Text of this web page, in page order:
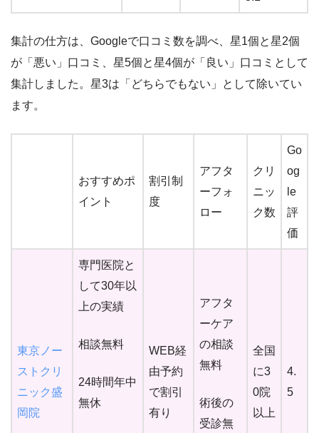
集計の仕方は、Googleで口コミ数を調べ、星1個と星2個
が「悪い」口コミ、星5個と星4個が「良い」口コミとして
集計しました。星3は「どちらでもない」として除いてい
ます。
おすすめポ
イント
割引制
度
アフタ
ーフォ
ロー
クリ
ニッ
ク数
Go
og
le
評
価
東京ノー
ストクリ
ニック盛
岡院
専門医院と
して30年以
上の実績
相談無料
24時間年中
無休
WEB経
由予約
で割引
有り
アフタ
ーケア
の相談
無料
術後の
受診無
全国
に3
0院
以上
4.
5